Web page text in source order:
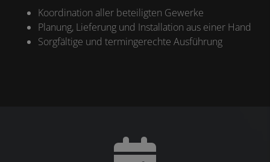
Koordination aller beteiligten Gewerke
Planung, Lieferung und Installation aus einer Hand
Sorgfältige und termingerechte Ausführung